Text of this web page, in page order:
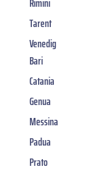
Tarent
Venedig
Bari
Catania
Genua
Messina
Padua
Prato